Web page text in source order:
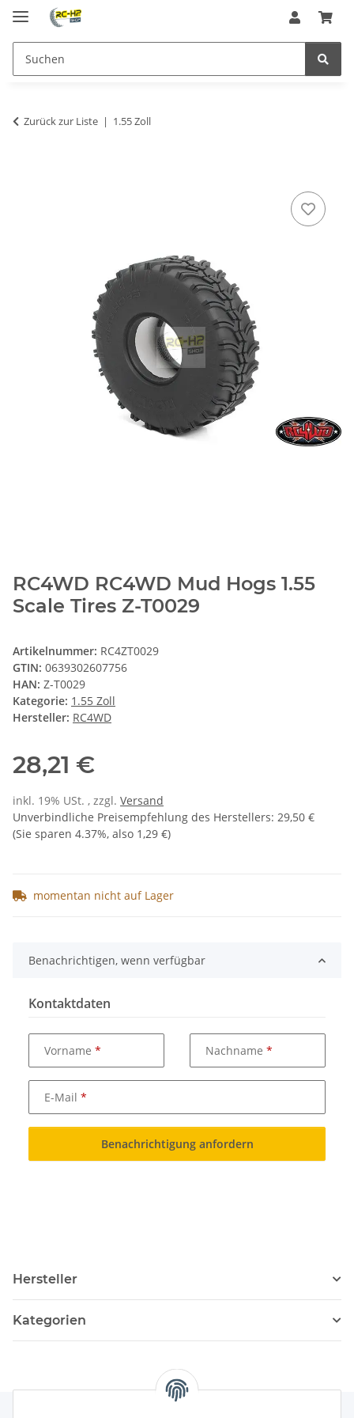
Zurück zur Liste 1.55 Zoll
RC4WD RC4WD Mud Hogs 1.55
Scale Tires Z-T0029
Artikelnummer: RC4ZT0029
GTIN: 0639302607756
HAN: Z-T0029
Kategorie: 1.55 Zoll
Hersteller: RC4WD
28,21 €
inkl. 19% USt. , zzgl. Versand
Unverbindliche Preisempfehlung des Herstellers: 29,50 €
(Sie sparen 4.37%, also 1,29 €)
momentan nicht auf Lager
Benachrichtigen, wenn verfügbar
Kontaktdaten
Vorname Nachname
E-Mail
Benachrichtigung anfordern
Hersteller
Kategorien